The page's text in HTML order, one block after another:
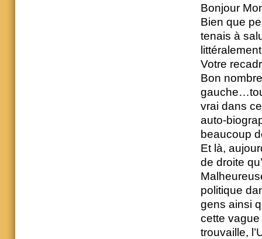
Bonjour
Bien que
tenais à
Votre
Bon
vrai dans
auto-
beaucoup
Et là,
de droite
politique
gens ainsi
cette
trouvaille,